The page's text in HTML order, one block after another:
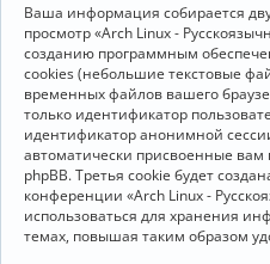
я
Ваша информация собирается
просмотр «Arch Linux -
созданию программным
cookies (небольшие текстовые
временных файлов вашего
только идентификатор
идентификатор анонимной
автоматически присвоенные
phpBB. Третья cookie будет
конференции «Arch Linux -
использоваться для хранения
темах, повышая таким образом